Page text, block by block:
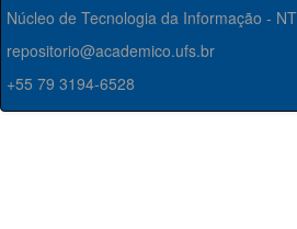
Núcleo de Tecnologia da Informação -
repositorio@academico.ufs.br
+55 79 3194-6528